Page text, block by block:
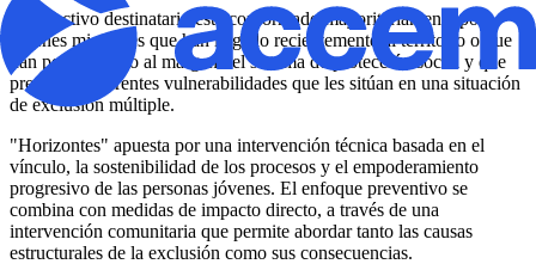
El colectivo destinatario está conformado mayoritariamente por
jóvenes migrantes que han llegado recientemente al territorio o que
han permanecido al margen del sistema de protección social y que
presentan diferentes vulnerabilidades que les sitúan en una situación
de exclusión múltiple.
"Horizontes" apuesta por una intervención técnica basada en el
vínculo, la sostenibilidad de los procesos y el empoderamiento
progresivo de las personas jóvenes. El enfoque preventivo se
combina con medidas de impacto directo, a través de una
intervención comunitaria que permite abordar tanto las causas
estructurales de la exclusión como sus consecuencias.